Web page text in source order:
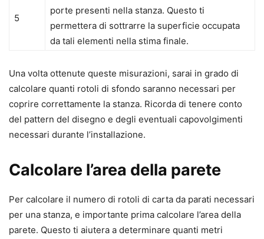
5
porte presenti nella stanza. Questo ti
permettera di sottrarre la superficie occupata
da tali elementi nella stima finale.
Una volta ottenute queste misurazioni, sarai in grado di
calcolare quanti rotoli di sfondo saranno necessari per
coprire correttamente la stanza. Ricorda di tenere conto
del pattern del disegno e degli eventuali capovolgimenti
necessari durante l’installazione.
Calcolare l’area della parete
Per calcolare il numero di rotoli di carta da parati necessari
per una stanza, e importante prima calcolare l’area della
parete. Questo ti aiutera a determinare quanti metri